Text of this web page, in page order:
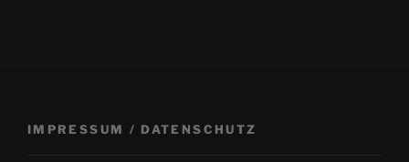
IMPRESSUM / DATENSCHUTZ